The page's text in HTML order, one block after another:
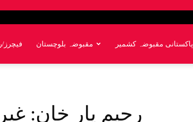
مقبوضہ بلوچستان پاکستانی مقبوضہ کشمیر